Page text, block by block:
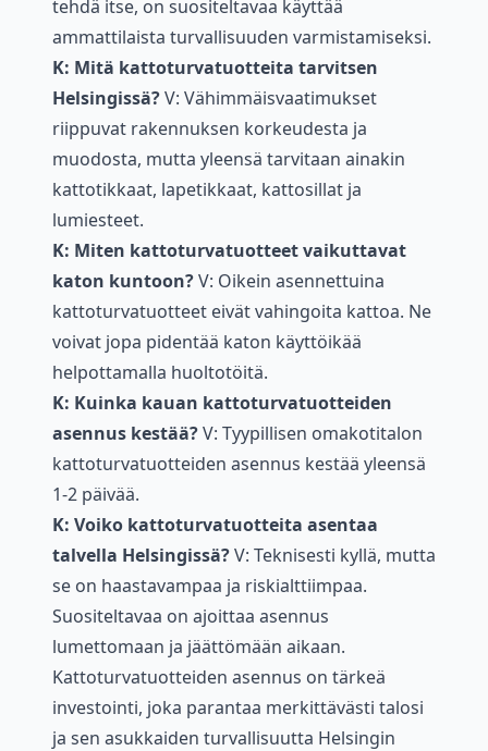
tehdä itse, on suositeltavaa käyttää
ammattilaista turvallisuuden varmistamiseksi.
K: Mitä kattoturvatuotteita tarvitsen
Helsingissä?V: Vähimmäisvaatimukset
riippuvat rakennuksen korkeudesta ja
muodosta, mutta yleensä tarvitaan ainakin
kattotikkaat, lapetikkaat, kattosillat ja
lumiesteet.
K: Miten kattoturvatuotteet vaikuttavat
katon kuntoon?V: Oikein asennettuina
kattoturvatuotteet eivät vahingoita kattoa. Ne
voivat jopa pidentää katon käyttöikää
helpottamalla huoltotöitä.
K: Kuinka kauan kattoturvatuotteiden
asennus kestää?V: Tyypillisen omakotitalon
kattoturvatuotteiden asennus kestää yleensä
1-2 päivää.
K: Voiko kattoturvatuotteita asentaa
talvella Helsingissä?V: Teknisesti kyllä, mutta
se on haastavampaa ja riskialttiimpaa.
Suositeltavaa on ajoittaa asennus
lumettomaan ja jäättömään aikaan.
Kattoturvatuotteiden asennus on tärkeä
investointi, joka parantaa merkittävästi talosi
ja sen asukkaiden turvallisuutta Helsingin